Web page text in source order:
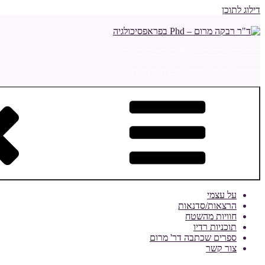
דילוג לתוכן
על עצמי
הרצאות/סדנאות
חוויות מהשטח
תוכניות רדיו
ספרים שכתבה דר' מרום
צור קשר